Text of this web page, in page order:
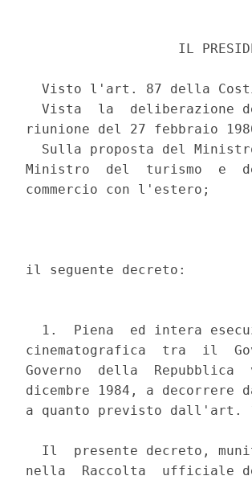
IL
Visto l'art. 87 della
Vista  la  deliberazione
riunione del 27 febbraio
Sulla proposta del
Ministro  del  turismo  e
commercio con l'estero;
il seguente decreto:
1.  Piena  ed intera
cinematografica  tra  il
Governo  della
dicembre 1984, a
a quanto previsto dall'art.
Il  presente decreto,
nella  Raccolta  ufficiale